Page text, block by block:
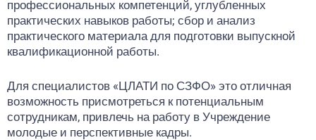
профессиональных компетенций, углубленных
практических навыков работы; сбор и анализ
практического материала для подготовки выпускной
квалификационной работы.
Для специалистов «ЦЛАТИ по СЗФО» это отличная
возможность присмотреться к потенциальным
сотрудникам, привлечь на работу в Учреждение
молодые и перспективные кадры.